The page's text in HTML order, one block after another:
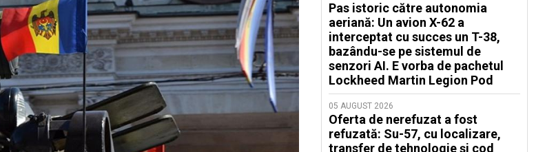
Pas istoric către autonomia
aeriană: Un avion X-62 a
interceptat cu succes un T-38,
bazându-se pe sistemul de
senzori AI. E vorba de pachetul
Lockheed Martin Legion Pod
05 AUGUST 2026
Oferta de nerefuzat a fost
refuzată: Su-57, cu localizare,
transfer de tehnologie și cod